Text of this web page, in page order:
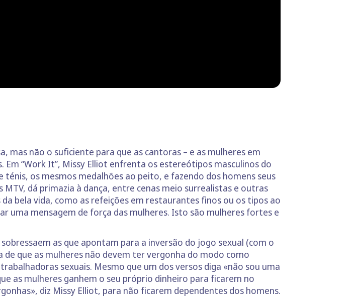
não o suficiente para que as cantoras – e as mulheres em
“Work It”, Missy Elliot enfrenta os estereótipos masculinos do
os mesmos medalhões ao peito, e fazendo dos homens seus
dá primazia à dança, entre cenas meio surrealistas e outras
bela vida, como as refeições em restaurantes finos ou os tipos ao
uma mensagem de força das mulheres. Isto são mulheres fortes e
as que apontam para a inversão do jogo sexual (com o
de que as mulheres não devem ter vergonha do modo como
sexuais. Mesmo que um dos versos diga «não sou uma
as mulheres ganhem o seu próprio dinheiro para ficarem no
diz Missy Elliot, para não ficarem dependentes dos homens.